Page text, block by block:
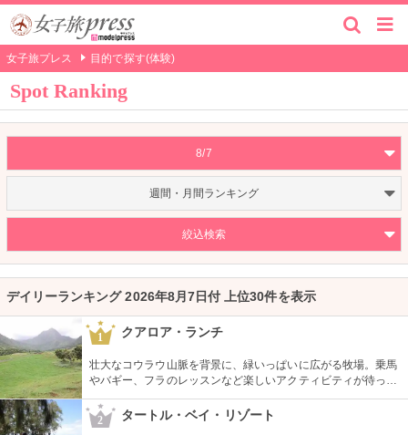
女子旅プレス 目的で探す(体験)
Spot Ranking
8/7
週間・月間ランキング
絞込検索
デイリーランキング 2026年8月7日付 上位30件を表示
1 クアロア・ランチ
壮大なコウラウ山脈を背景に、緑いっぱいに広がる牧場。乗馬
やバギー、フラのレッスンなど楽しいアクティビティが待って
います。名物のハンバーガーも楽しみですね。映画『ジュラシ
ック・パーク』のロケ地としても知られ、ロケ地巡りのバスも
あります。
2 タートル・ベイ・リゾート